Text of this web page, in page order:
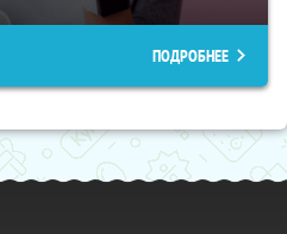
ПОДРОБНЕЕ